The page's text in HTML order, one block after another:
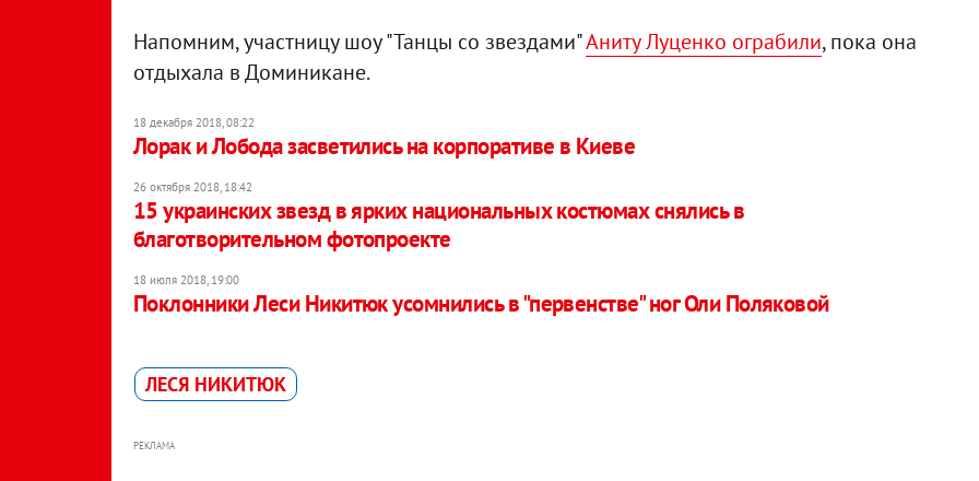
Напомним, участницу шоу "Танцы со звездами"Аниту Луценко ограбили, пока она
отдыхала в Доминикане.
18 декабря 2018, 08:22
Лорак и Лобода засветились на корпоративе в Киеве
26 октября 2018, 18:42
15 украинских звезд в ярких национальных костюмах снялись в
благотворительном фотопроекте
18 июля 2018, 19:00
Поклонники Леси Никитюк усомнились в "первенстве" ног Оли Поляковой
ЛЕСЯ НИКИТЮК
РЕКЛАМА